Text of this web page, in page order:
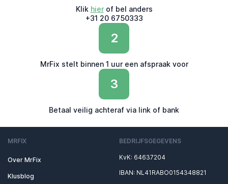
Klik hierof bel anders
+31 20 6750333
2
MrFix stelt binnen 1 uur een afspraak voor
3
Betaal veilig achteraf via link of bank
MRFIX
Over MrFix
Klusblog
BEDRIJFSGEGEVENS
KvK: 64637204
IBAN: NL41RABO0154348821